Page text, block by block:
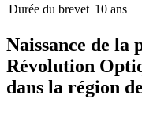
Durée du brevet 10 ans
Naissance de la
Révolution
dans la région